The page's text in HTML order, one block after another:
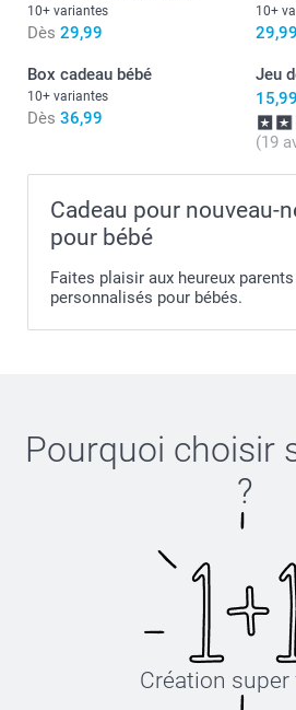
10+ variantes
Dès 29,99
10+
29,99
Box cadeau bébé
10+ variantes
Dès 36,99
Jeu
15,99
(19
Cadeau pour nouveau-
pour bébé
Faites plaisir aux heureux
personnalisés pour bébés.
Pourquoi choisir
?
Création super